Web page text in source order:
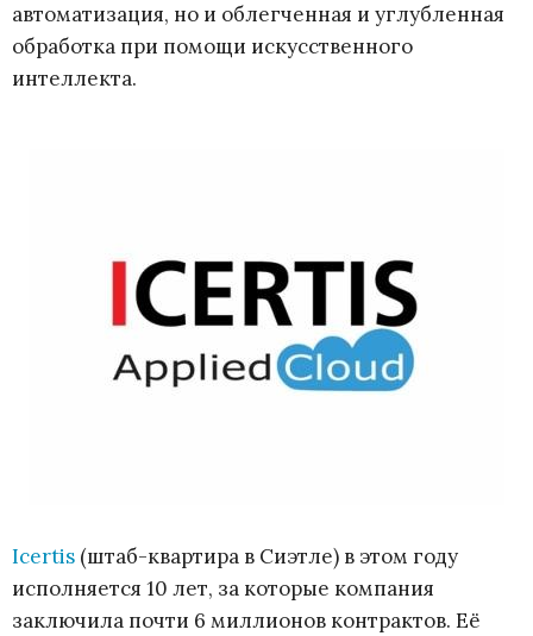
автоматизация, но и облегченная и углубленная
обработка при помощи искусственного
интеллекта.
Icertis (штаб-квартира в Сиэтле) в этом году
исполняется 10 лет, за которые компания
заключила почти 6 миллионов контрактов. Её